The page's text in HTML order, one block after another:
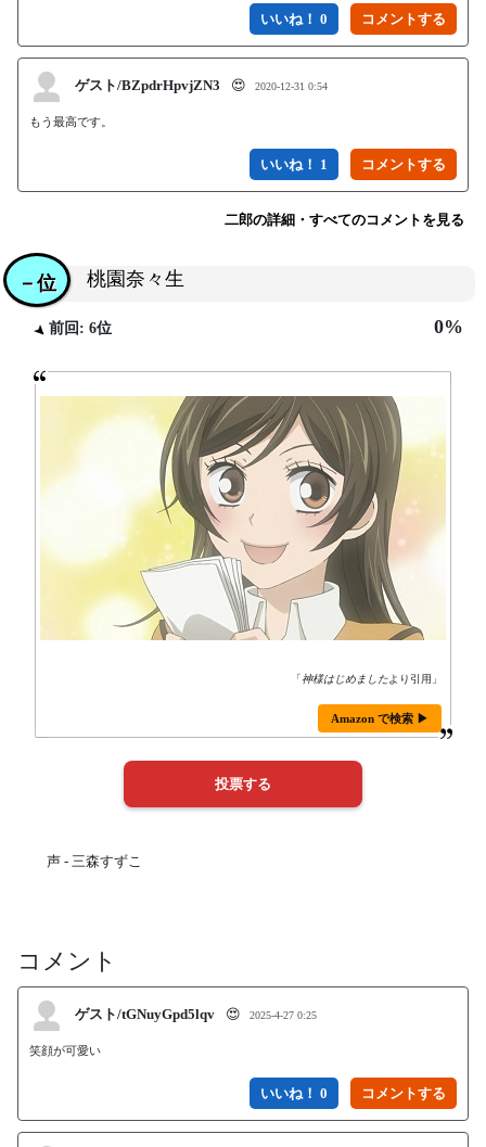
いいね！ 0
ゲスト/BZpdrHpvjZN3 😍 2020-12-31 0:54
もう最高です。
いいね！ 1
二郎の詳細・すべてのコメントを見る
桃園奈々生
－位
前回: 6位 0%
「神様はじめましたより引用」
Amazon で検索 ▶
声 - 三森すずこ
コメント
ゲスト/tGNuyGpd5lqv 😍 2025-4-27 0:25
笑顔が可愛い
いいね！ 0